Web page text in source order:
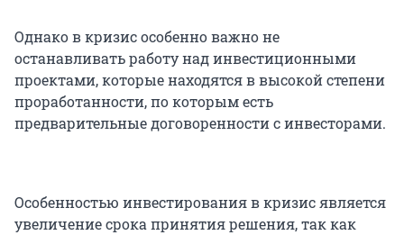
Однако в кризис особенно важно не
останавливать работу над инвестиционными
проектами, которые находятся в высокой степени
проработанности, по которым есть
предварительные договоренности с инвесторами.
Особенностью инвестирования в кризис является
увеличение срока принятия решения, так как